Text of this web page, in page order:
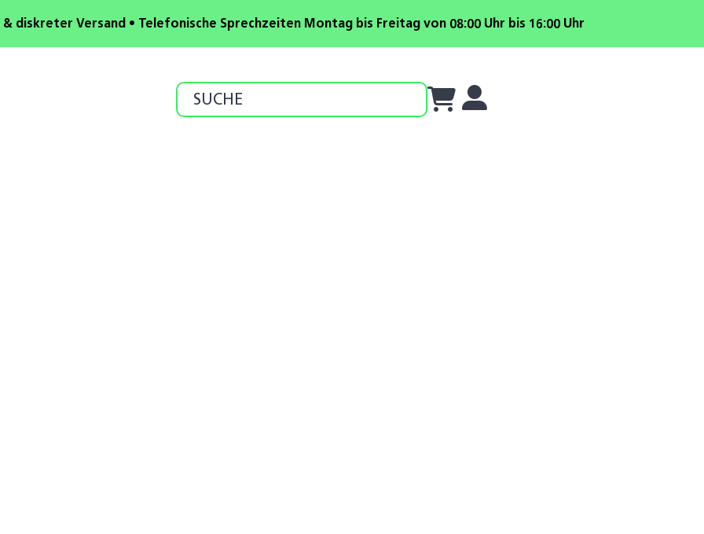
diskreter Versand • Telefonische Sprechzeiten Montag bis Freitag von 08:00 Uhr bis 16:00 Uhr
Search